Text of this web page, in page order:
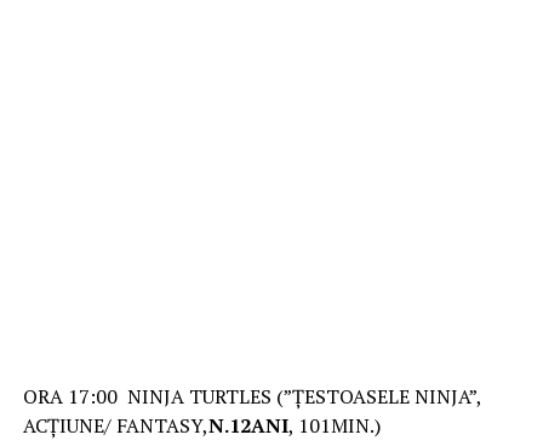
ORA 17:00 NINJA TURTLES (”ȚESTOASELE NINJA”,
ACȚIUNE/ FANTASY,N.12ANI, 101MIN.)